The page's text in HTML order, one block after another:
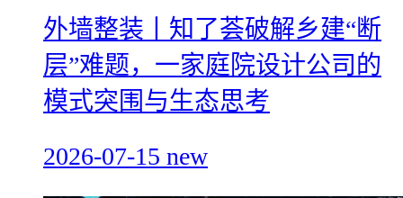
外墙整装丨知了荟破解乡建“断
层”难题，一家庭院设计公司的
模式突围与生态思考
2026-07-15 new